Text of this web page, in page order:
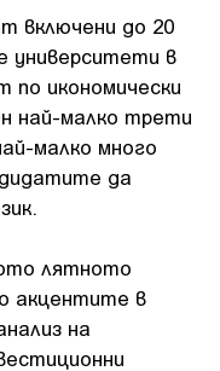
включени до 20
университети в
икономически
най-малко трети
малко много
да
лятното
акцентите в
на